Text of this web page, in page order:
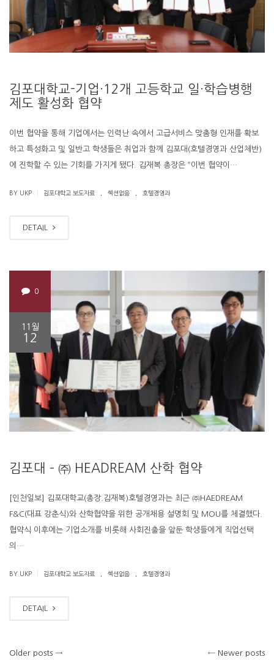
김포대학교-기업·12개 고등학교 일·학습병행
제도 활성화 협약
이번 협약을 통해 기업에서는 인력난 속에서 고급서비스 맞춤형 인재를 확보
하고 특성화고 및 일반고 학생들은 취업과 함께 김포대(호텔경영과 산업체반)
에 진학할 수 있는 기회를 가지게 됐다. 김재복 총장은 “이번 협약이…
BY UKP 김포대학교 보도자료 섹션없음 호텔경영과
DETAIL
0
11월
12
김포대 – ㈜ HEADREAM 산학 협약
[인천일보] 김포대학교(총장.김재복)호텔경영과는 최근 ㈜HAEDREAM
F&C(대표 강춘식)와 산학협약을 위한 공개채용 설명회 및 MOU를 체결했다.
협약식 이후에는 기업소개를 비롯해 사회진출을 앞둔 학생들에게 직업선택
의…
BY UKP 김포대학교 보도자료 섹션없음 호텔경영과
DETAIL
Older posts → ← Newer posts